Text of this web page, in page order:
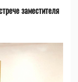
заместителя